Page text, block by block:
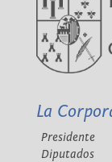
La
Presidente
Diputados